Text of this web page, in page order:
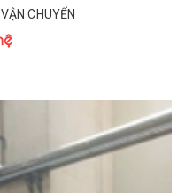
CHUYỂN